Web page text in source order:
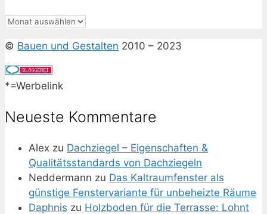
Archiv
© Bauen und Gestalten 2010 – 2023
*=Werbelink
Neueste Kommentare
Alex zu Dachziegel – Eigenschaften &
Qualitätsstandards von Dachziegeln
Neddermann zu Das Kaltraumfenster als
günstige Fenstervariante für unbeheizte Räume
Daphnis zu Holzboden für die Terrasse: Lohnt